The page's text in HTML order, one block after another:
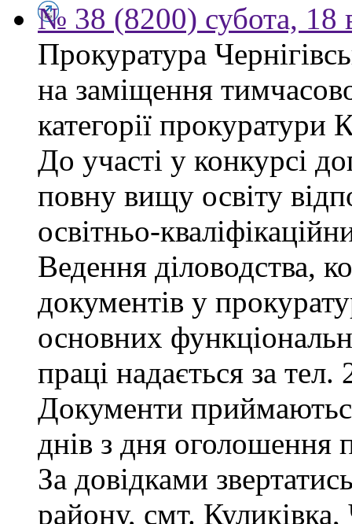
№ 38 (8200) субота, 18
Прокуратура
на заміщення
категорії прокуратури
До участі у конкурсі
повну вищу освіту
освітньо-
Ведення діловодства,
документів у
основних
праці надається за
Документи
днів з дня оголошення
За довідками
району, смт. Куликівка,